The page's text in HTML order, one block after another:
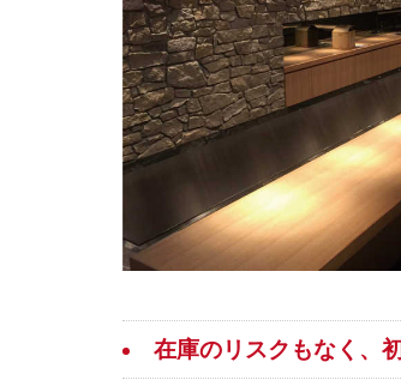
在庫のリスクもなく、